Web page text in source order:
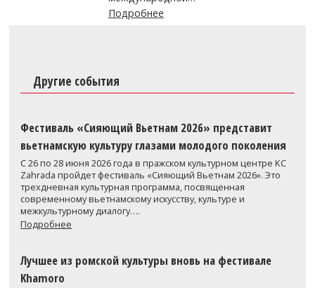
Подробнее
Другие события
Фестиваль «Сияющий Вьетнам 2026» представит
вьетнамскую культуру глазами молодого поколения
С 26 по 28 июня 2026 года в пражском культурном центре KC
Zahrada пройдет фестиваль «Сияющий Вьетнам 2026». Это
трехдневная культурная программа, посвященная
современному вьетнамскому искусству, культуре и
межкультурному диалогу….
Подробнее
Лучшее из ромской культуры вновь на фестивале
Khamoro